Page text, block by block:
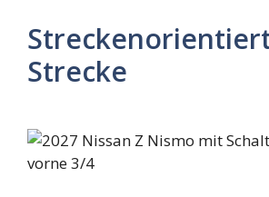
Strecke